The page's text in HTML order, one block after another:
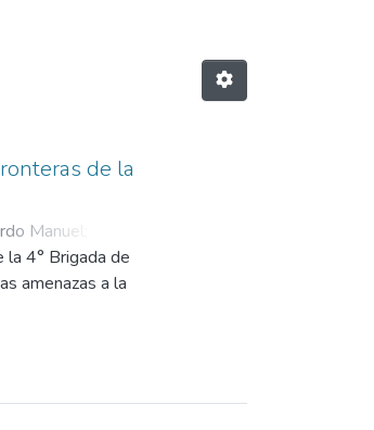
de la
Manuel
la 4° Brigada de
amenazas a la
que